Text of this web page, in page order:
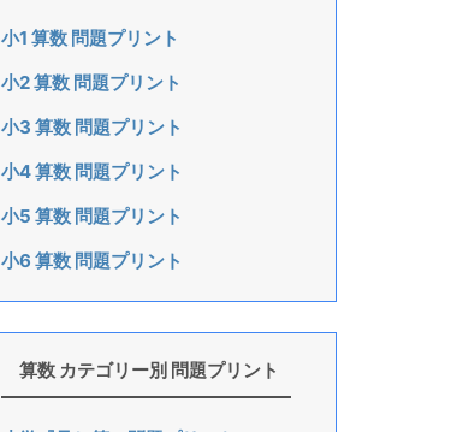
小1 算数 問題プリント
小2 算数 問題プリント
小3 算数 問題プリント
小4 算数 問題プリント
小5 算数 問題プリント
小6 算数 問題プリント
算数 カテゴリー別 問題プリント